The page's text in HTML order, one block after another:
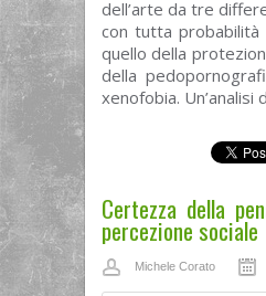
dell’arte da tre
con tutta probabilità
quello della
della
xenofobia. Un’analisi
Certezza della
percezione sociale
Michele Corato